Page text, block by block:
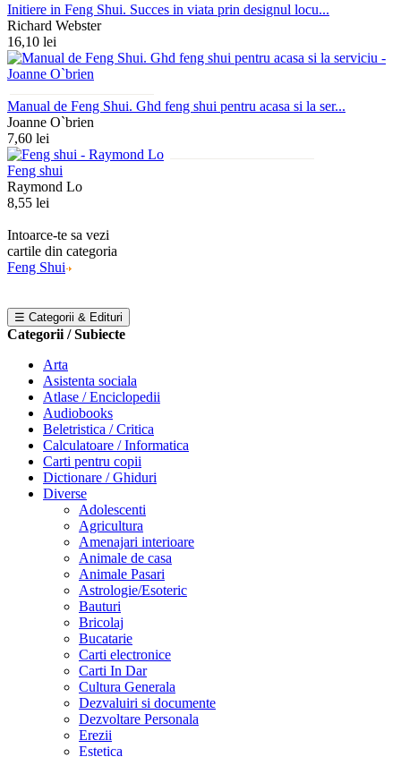
Initiere in Feng Shui. Succes in viata prin designul locu...
Richard Webster
16,10 lei
Manual de Feng Shui. Ghd feng shui pentru acasa si la ser...
Joanne O`brien
7,60 lei
Feng shui
Raymond Lo
8,55 lei
Intoarce-te sa vezi
cartile din categoria
Feng Shui
☰ Categorii & Edituri
Categorii / Subiecte
Arta
Asistenta sociala
Atlase / Enciclopedii
Audiobooks
Beletristica / Critica
Calculatoare / Informatica
Carti pentru copii
Dictionare / Ghiduri
Diverse
Adolescenti
Agricultura
Amenajari interioare
Animale de casa
Animale Pasari
Astrologie/Esoteric
Bauturi
Bricolaj
Bucatarie
Carti electronice
Carti In Dar
Cultura Generala
Dezvaluiri si documente
Dezvoltare Personala
Erezii
Estetica